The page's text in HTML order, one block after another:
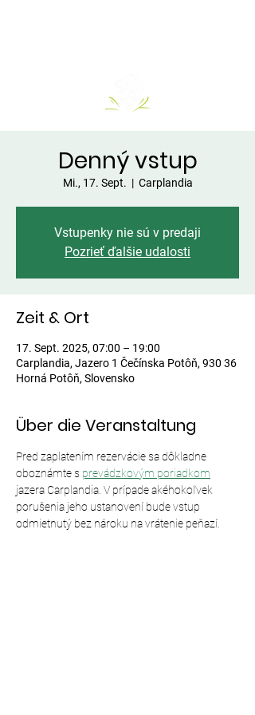
Denný vstup
Mi., 17. Sept.
  |
Carplandia
Vstupenky nie sú v predaji
Pozrieť ďalšie udalosti
Zeit & Ort
17. Sept. 2025, 07:00 – 19:00
Carplandia, Jazero 1 Čečínska Potôň, 930 36
Horná Potôň, Slovensko
Über die Veranstaltung
Pred zaplatením rezervácie sa dôkladne
oboznámte s prevádzkovým poriadkom
jazera Carplandia. V prípade akéhokoľvek
porušenia jeho ustanovení bude vstup
odmietnutý bez nároku na vrátenie peňazí.